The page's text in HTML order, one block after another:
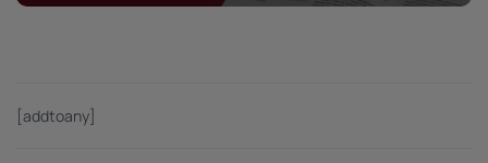
[addtoany]